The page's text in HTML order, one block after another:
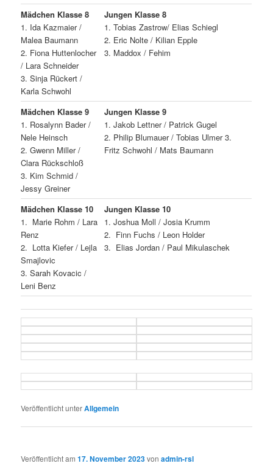
Mädchen Klasse 8
1. Ida Kazmaier /
Malea Baumann
2. Fiona Huttenlocher
/ Lara Schneider
3. Sinja Rückert /
Karla Schwohl
Jungen Klasse 8
1. Tobias Zastrow/ Elias Schiegl
2. Eric Nolte / Kilian Epple
3. Maddox / Fehim
Mädchen Klasse 9
1. Rosalynn Bader /
Nele Heinsch
2. Gwenn Miller /
Clara Rückschloß
3. Kim Schmid /
Jessy Greiner
Jungen Klasse 9
1. Jakob Lettner / Patrick Gugel
2. Philip Blumauer / Tobias Ulmer 3.
Fritz Schwohl / Mats Baumann
Mädchen Klasse 10
1. Marie Rohm / Lara
Renz
2. Lotta Kiefer / Lejla
Smajlovic
3. Sarah Kovacic /
Leni Benz
Jungen Klasse 10
1. Joshua Moll / Josia Krumm
2. Finn Fuchs / Leon Holder
3. Elias Jordan / Paul Mikulaschek
Veröffentlicht unterAllgemein
Veröffentlicht am17. November 2023vonadmin-rsl